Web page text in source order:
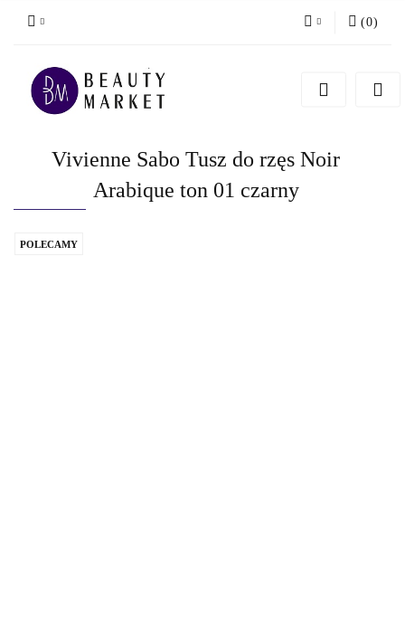
Zarejestruj się
(0)
Vivienne Sabo Tusz do rzęs Noir
Arabique ton 01 czarny
POLECAMY